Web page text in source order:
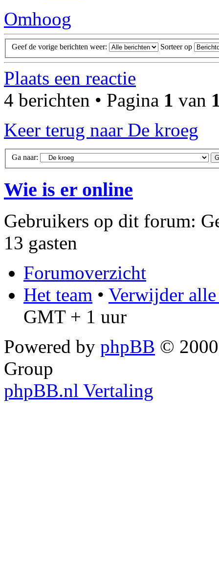
Omhoog
Geef de vorige berichten weer: Sorteer op
Plaats een reactie
4 berichten • Pagina 1 van
Keer terug naar De kroeg
Ga naar:
Wie is er online
Gebruikers op dit forum:
13 gasten
Forumoverzicht
Het team • Verwijder
GMT + 1 uur
Powered by phpBB ©
Group
phpBB.nl Vertaling